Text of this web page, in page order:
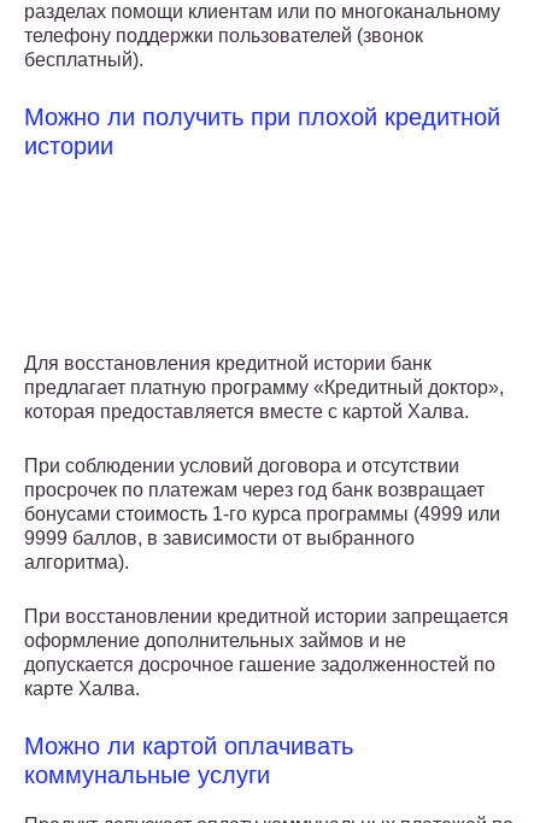
разделах помощи клиентам или по многоканальному
телефону поддержки пользователей (звонок
бесплатный).
Можно ли получить при плохой кредитной
истории
Для восстановления кредитной истории банк
предлагает платную программу «Кредитный доктор»,
которая предоставляется вместе с картой Халва.
При соблюдении условий договора и отсутствии
просрочек по платежам через год банк возвращает
бонусами стоимость 1-го курса программы (4999 или
9999 баллов, в зависимости от выбранного
алгоритма).
При восстановлении кредитной истории запрещается
оформление дополнительных займов и не
допускается досрочное гашение задолженностей по
карте Халва.
Можно ли картой оплачивать
коммунальные услуги